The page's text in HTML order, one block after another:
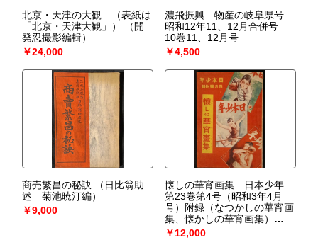
北京・天津の大観 （表紙は
「北京・天津大観」）
（開
発忍撮影編輯）
￥24,000
濃飛振興 物産の岐阜県号
昭和12年11、12月合併号
10巻11、12月号
￥4,500
商売繁昌の秘訣
（日比翁助
述 菊池暁汀編）
￥9,000
懐しの華宵画集 日本少年
第23巻第4号（昭和3年4月
号）附録（なつかしの華宵画
集、懐かしの華宵画集）
（高畠華宵）
￥12,000